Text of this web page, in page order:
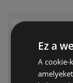
Ez a
A cookie-